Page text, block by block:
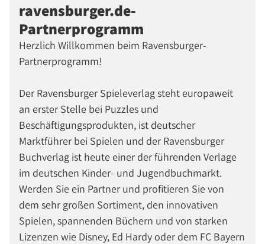
ravensburger.de-
Partnerprogramm
Herzlich Willkommen beim Ravensburger-
Partnerprogramm!
Der Ravensburger Spieleverlag steht europaweit
an erster Stelle bei Puzzles und
Beschäftigungsprodukten, ist deutscher
Marktführer bei Spielen und der Ravensburger
Buchverlag ist heute einer der führenden Verlage
im deutschen Kinder- und Jugendbuchmarkt.
Werden Sie ein Partner und profitieren Sie von
dem sehr großen Sortiment, den innovativen
Spielen, spannenden Büchern und von starken
Lizenzen wie Disney, Ed Hardy oder dem FC Bayern